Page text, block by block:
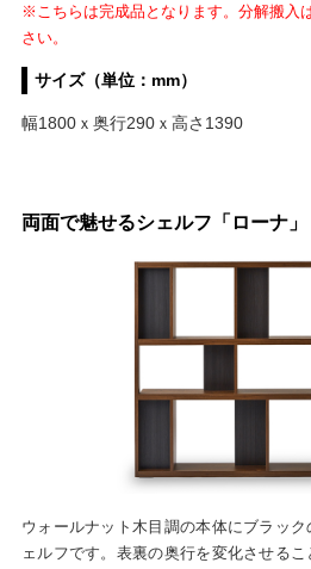
※こちらは完成品となります。分解搬入
さい。
サイズ（単位：mm）
幅1800ｘ奥行290ｘ高さ1390
両面で魅せるシェルフ「ローナ」
ウォールナット木目調の本体にブラッ
ェルフです。表裏の奥行を変化させる